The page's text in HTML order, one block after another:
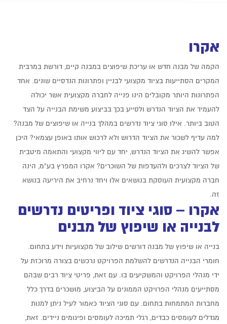
אקרו
הקמה של מבנה חדש או עריכת שיפוצים במבנה קיים, דורשת במרבית
המקרים הסתייעות בציוד מקצועי לבניין ופתרונות הנדסיים שונים. אחד
הפתרונות היותר מקובלים הינו פנייה לחברה מקצועית אשר יכולה
להעמיד את הציוד הנדרש ולסייע בכך בביצוע משימת הבנייה על הצד
הטוב ביותר. אילו סוגי ציוד נדרשים במהלך בנייה או שיפוצים של מבנה?
למה עדיף לשכור את הציוד הדרוש ולא לרכוש אותו באופן עצמאי? היכן
אפשר להשיג את הציוד הנדרש, יחד עם ליווי מקצועי והתאמה מיטבית
של הציוד לצרכים ולהעדפות של השוכרים? אקרו המפרץ בע"מ, הינה
חברה מקצועית העוסקת בנושאים אלו ויחד נרחיב את היריעה בנושא
זה.
אקרו – סוגי ציוד ופריטים נדרשים
לבנייה או שיפוץ של מבנים
בנייה או שיפוץ של מבנה דורשים שילוב של מקצועיות וידע בתחום.
חומרי הבנייה הנדרשים להשלמת הפרויקט נרכשים בצורה מרוכזת על
ידי מנהלי הפרויקט והמשקיעים בו. עם זאת, פריטי ציוד רבים שבהם
מסתייעים מנהלי הפרויקט הממונים על הביצוע, מושכרים בדרך כלל
מחברות המתמחות בתחום. עם סוגי הציוד כאמור לעיל ניתן למנות
מגדלים לעומסים כבדים, רגלי תמיכה לעומסים ופיגומים ניידים. זאת,